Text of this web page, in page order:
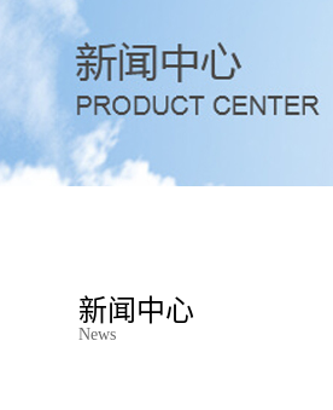
新闻中心
News